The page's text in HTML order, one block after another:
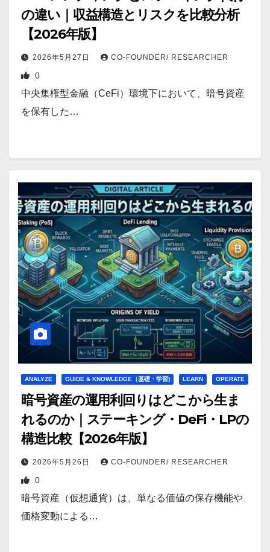
の違い｜収益構造とリスクを比較分析
【2026年版】
2026年5月27日 CO-FOUNDER/ RESEARCHER
0
中央集権型金融（CeFi）環境下において、暗号資産
を保有した…
ANALYZE GUIDE & KNOWLEDGE（基礎・学習) LEARN OPERATE
暗号資産の運用利回りはどこから生ま
れるのか｜ステーキング・DeFi・LPの
構造比較【2026年版】
2026年5月26日 CO-FOUNDER/ RESEARCHER
0
暗号資産（仮想通貨）は、単なる価値の保存機能や
価格変動による…